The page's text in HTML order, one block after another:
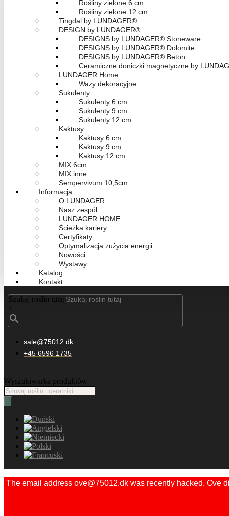
Rośliny zielone 6 cm
Rośliny zielone 12 cm
Tingdal by LUNDAGER®
DESIGN by LUNDAGER®
DESIGNS by LUNDAGER® Stoneware
DESIGNS by LUNDAGER® Dolomite
DESIGNS by LUNDAGER® Beton
Ceramiczne doniczki magnetyczne by
LUNDAGER Home
Wazy dekoracyjne
Sukulenty
Sukulenty 6 cm
Sukulenty 9 cm
Sukulenty 12 cm
Kaktusy
Kaktusy 6 cm
Kaktusy 9 cm
Kaktusy 12 cm
MIX 6cm
MIX inne
Sempervivum 10,5cm
Informacja
O LUNDAGER
Nasz zespół
LUNDAGER HOME
Ścieżka kariery
Certyfikaty
Optymalizacja zużycia energii
Nowości
Wystawy
Katalog
Kontakt
Szukaj roślin tutaj
×
sale@75012.dk
+45 6596 1735
Wyszukiwarka produktów
The email address ove@75012.dk was recently hacked. Ove